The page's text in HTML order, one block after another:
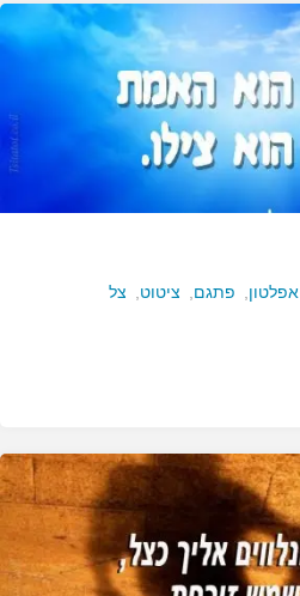
אפלטון, פתגם, ציטוט, צל